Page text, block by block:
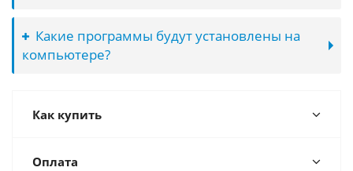
Какие программы будут установлены на
компьютере?
Как купить
Оплата